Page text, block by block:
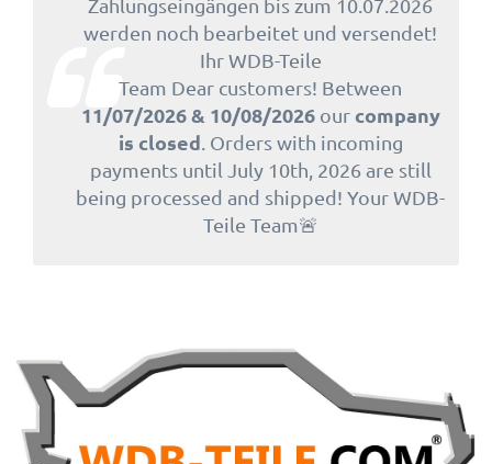
Zahlungseingängen bis zum 10.07.2026
werden noch bearbeitet und versendet!
Ihr WDB-Teile
Team Dear customers! Between
11/07/2026 & 10/08/2026our company
is closed . Orders with incoming
payments until July 10th, 2026 are still
being processed and shipped! Your WDB-
Teile Team🚨